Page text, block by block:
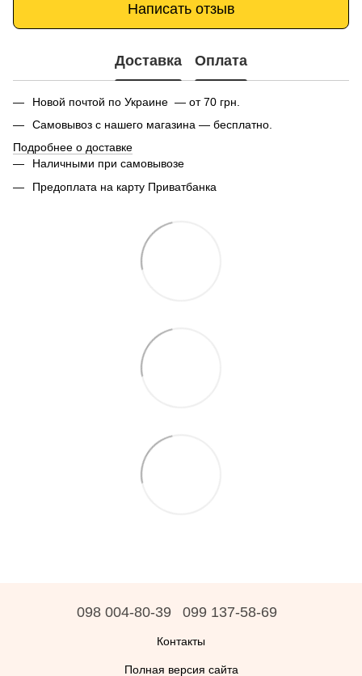
Написать отзыв
Доставка Оплата
Новой почтой по Украине — от 70 грн.
Самовывоз с нашего магазина — бесплатно.
Подробнее о доставке
Наличными при самовывозе
Предоплата на карту Приватбанка
098 004-80-39 099 137-58-69
Контакты
Полная версия сайта